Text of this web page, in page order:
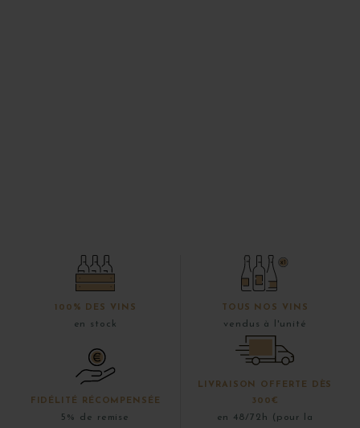
100% DES VINS
en stock
TOUS NOS VINS
vendus à l'unité
FIDÉLITÉ RÉCOMPENSÉE
5% de remise
LIVRAISON OFFERTE DÈS
300€
en 48/72h (pour la